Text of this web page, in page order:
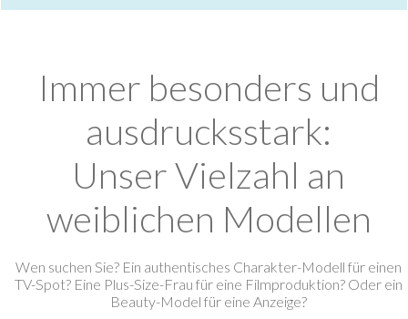
Immer besonders und
ausdrucksstark:
Unser Vielzahl an
weiblichen Modellen
Wen suchen Sie? Ein authentisches Charakter-Modell für einen
TV-Spot? Eine Plus-Size-Frau für eine Filmproduktion? Oder ein
Beauty-Model für eine Anzeige?